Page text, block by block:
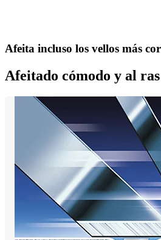
Afeita incluso los vellos más
Afeitado cómodo y al ras